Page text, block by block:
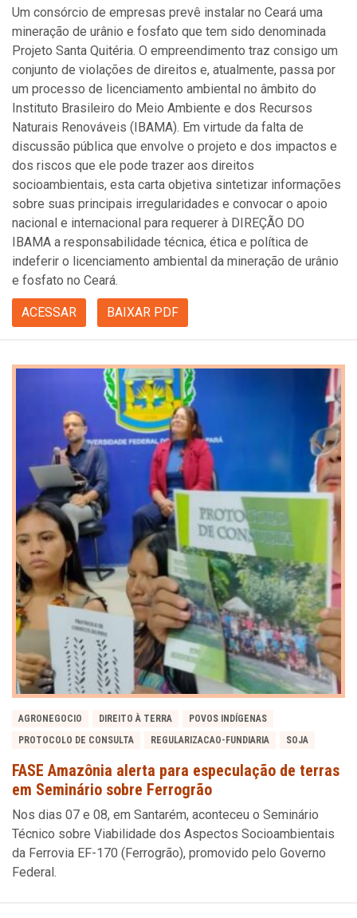
Um consórcio de empresas prevê instalar no Ceará uma
mineração de urânio e fosfato que tem sido denominada
Projeto Santa Quitéria. O empreendimento traz consigo um
conjunto de violações de direitos e, atualmente, passa por
um processo de licenciamento ambiental no âmbito do
Instituto Brasileiro do Meio Ambiente e dos Recursos
Naturais Renováveis (IBAMA). Em virtude da falta de
discussão pública que envolve o projeto e dos impactos e
dos riscos que ele pode trazer aos direitos
socioambientais, esta carta objetiva sintetizar informações
sobre suas principais irregularidades e convocar o apoio
nacional e internacional para requerer à DIREÇÃO DO
IBAMA a responsabilidade técnica, ética e política de
indeferir o licenciamento ambiental da mineração de urânio
e fosfato no Ceará.
ACESSAR BAIXAR PDF
AGRONEGOCIO DIREITO À TERRA
POVOS INDÍGENAS
PROTOCOLO DE CONSULTA
REGULARIZACAO-FUNDIARIA SOJA
FASE Amazônia alerta para especulação de terras
em Seminário sobre Ferrogrão
Nos dias 07 e 08, em Santarém, aconteceu o Seminário
Técnico sobre Viabilidade dos Aspectos Socioambientais
da Ferrovia EF-170 (Ferrogrão), promovido pelo Governo
Federal.